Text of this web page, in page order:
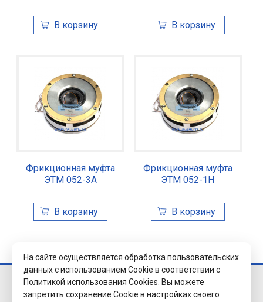
Фрикционная муфта
ЭТМ 052-3А
Фрикционная муфта
ЭТМ 052-1Н
© 2026 Завод
«Уралэлектромуфта»
На сайте осуществляется обработка пользовательских
данных с использованием Cookie в соответствии с
Политикой использования Cookies. Вы можете
запретить сохранение Cookie в настройках своего